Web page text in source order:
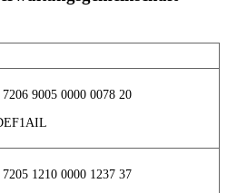
9005 0000 0078 20
1210 0000 1237 37